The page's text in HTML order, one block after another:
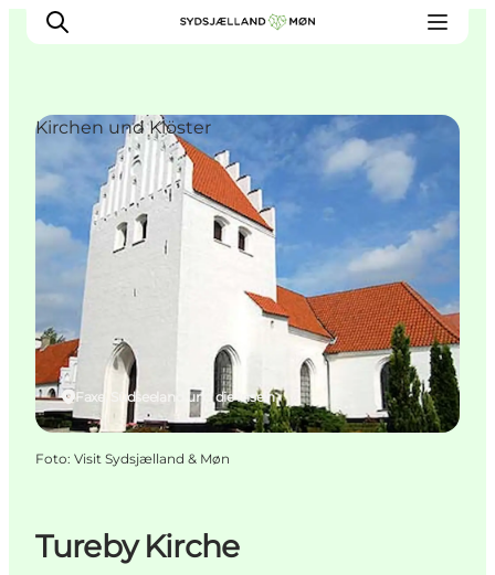
Erleben
Städte und Orte
Events
Essen
Unterkunft
Reise planen
Tureby Kirche
Faxe, Südseeland und die Inseln
Kirchen und Klöster
Foto: Visit Sydsjælland & Møn